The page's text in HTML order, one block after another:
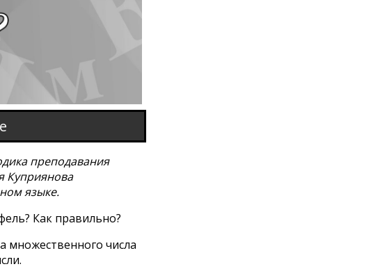
преподавания
Куприянова
языке.
Как правильно?
множественного числа